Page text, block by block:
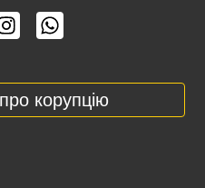
корупцію